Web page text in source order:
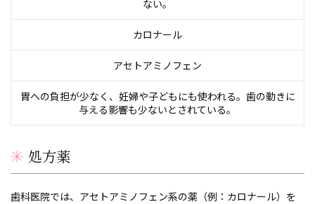
ない。
カロナール
アセトアミノフェン
胃への負担が少なく、妊婦や子どもにも使われる。歯の動きに
与える影響も少ないとされている。
処方薬
歯科医院では、アセトアミノフェン系の薬（例：カロナール）を